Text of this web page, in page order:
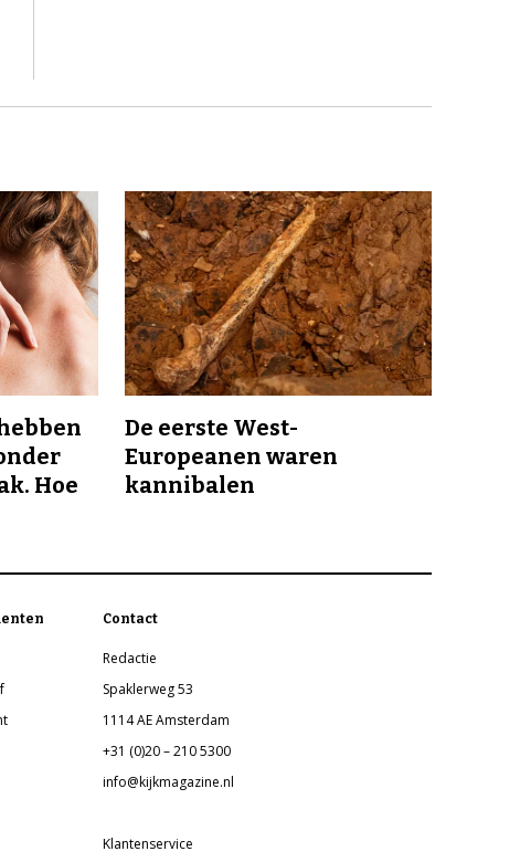
Hoe
De eerste West-
Europeanen waren
kannibalen
Contact
Redactie
Spaklerweg 53
1114 AE Amsterdam
+31 (0)20 – 210 5300
info@kijkmagazine.nl
Klantenservice